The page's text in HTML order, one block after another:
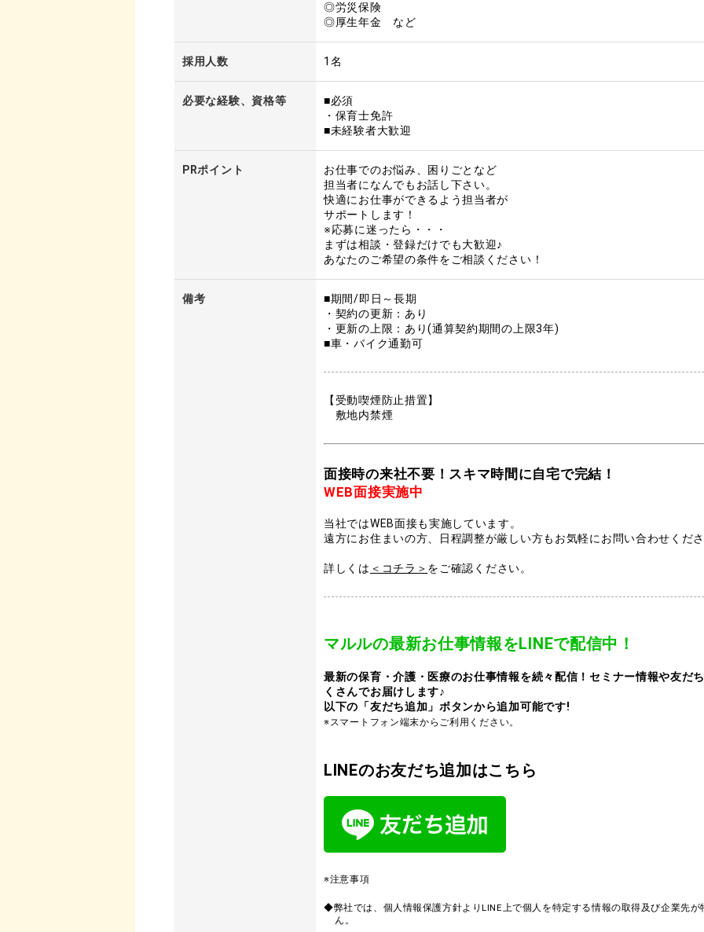
◎労災保険
◎厚生年金 など
採用人数 1名
必要な経験、資格等
■必須
・保育士免許
■未経験者大歓迎
PRポイント
お仕事でのお悩み、困りごとなど
担当者になんでもお話し下さい。
快適にお仕事ができるよう担当者が
サポートします！
※応募に迷ったら・・・
まずは相談・登録だけでも大歓迎♪
あなたのご希望の条件をご相談ください！
備考
■期間/即日～長期
・契約の更新：あり
・更新の上限：あり(通算契約期間の上限3年)
■車・バイク通勤可
【受動喫煙防止措置】
敷地内禁煙
面接時の来社不要！スキマ時間に自宅で完結！
WEB面接実施中
当社ではWEB面接も実施しています。
遠方にお住まいの方、日程調整が厳しい方もお気軽にお問い合わせくだ
詳しくは ＜コチラ＞ をご確認ください。
マルルの最新お仕事情報をLINEで配信中！
最新の保育・介護・医療のお仕事情報を続々配信！セミナー情報や友だ
くさんでお届けします♪
以下の「友だち追加」ボタンから追加可能です!
※スマートフォン端末からご利用ください。
LINEのお友だち追加はこちら
※注意事項
◆弊社では、個人情報保護方針よりLINE上で個人を特定する情報の取得及び企業先
ん。